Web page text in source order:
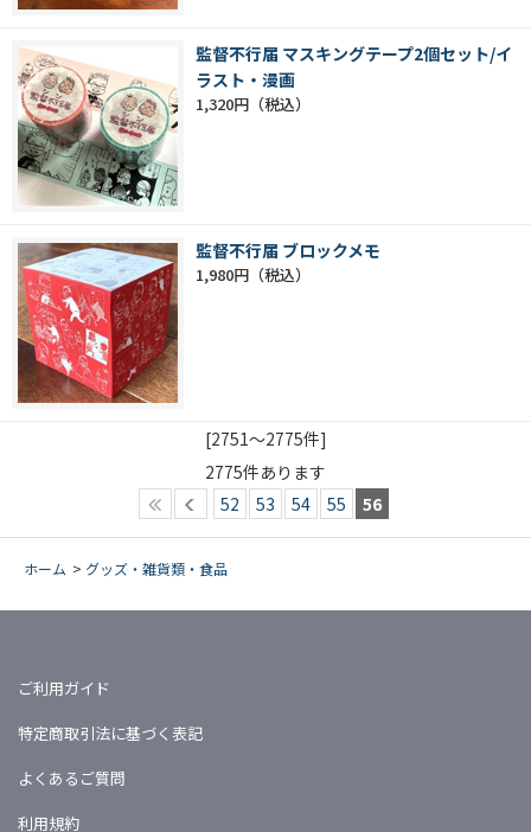
監督不行届 マスキングテープ2個セット/イ
ラスト・漫画
1,320円
監督不行届 ブロックメモ
1,980円
[2751～2775件]
2775件あります
52
53 54 55 56
ホーム > グッズ・雑貨類・食品
ご利用ガイド
特定商取引法に基づく表記
よくあるご質問
利用規約